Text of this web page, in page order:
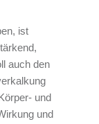
ist
auch den
und
und